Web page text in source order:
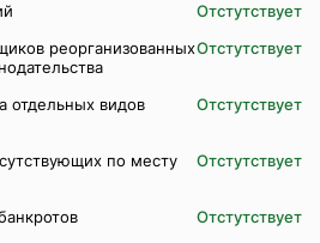
Отстутствует
реорганизованныхОтстутствует
отдельных видов
Отстутствует
по месту
Отстутствует
Отстутствует